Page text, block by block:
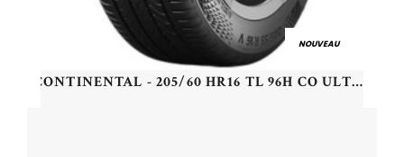
NOUVEAU
CONTINENTAL - 205/60 HR16 TL 96H CO ULTRACONTACT XL FR - 2056016 - BAA